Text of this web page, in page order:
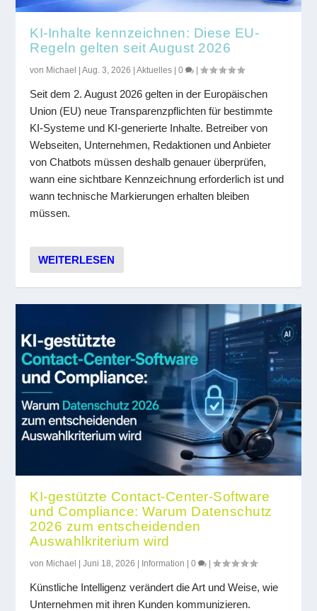
KI-Inhalte kennzeichnen: Diese EU-
Regeln gelten seit August 2026
von Michael |Aug. 3, 2026 |Aktuelles |0 |
Seit dem 2. August 2026 gelten in der Europäischen
Union (EU) neue Transparenzpflichten für bestimmte
KI-Systeme und KI-generierte Inhalte. Betreiber von
Webseiten, Unternehmen, Redaktionen und Anbieter
von Chatbots müssen deshalb genauer überprüfen,
wann eine sichtbare Kennzeichnung erforderlich ist und
wann technische Markierungen erhalten bleiben
müssen.
WEITERLESEN
KI-gestützte Contact-Center-Software
und Compliance: Warum Datenschutz
2026 zum entscheidenden
Auswahlkriterium wird
von Michael |Juni 18, 2026 | Information |0 |
Künstliche Intelligenz verändert die Art und Weise, wie
Unternehmen mit ihren Kunden kommunizieren.